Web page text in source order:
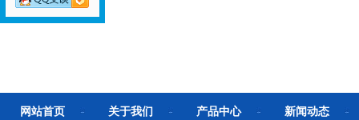
网站首页 关于我们 产品中心 新闻动态